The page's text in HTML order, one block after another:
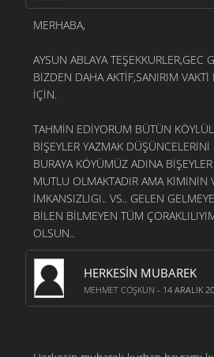
MERHABA,
AYSUN ABLAYA TEŞEKKURLER,GEC
BİZDEN DAHA AKTİF,SANIRIM
İÇİN.
TAHMİN EDİYORUM BÜTÜN
BİŞEYLER YAZMAK DÜŞÜNCELERİNİ
BURAYA KÖYÜMÜZ ADINA
MUTLU OLMAKTADIR AMA KİMİNİN
İMKANSIZLIGI.. VS.. GELEN
BİLEN BİLMEYEN TÜM
OLSUN..
HERKESIN MUBAREK
MEHMET COŞKUN - 14 ARALIK